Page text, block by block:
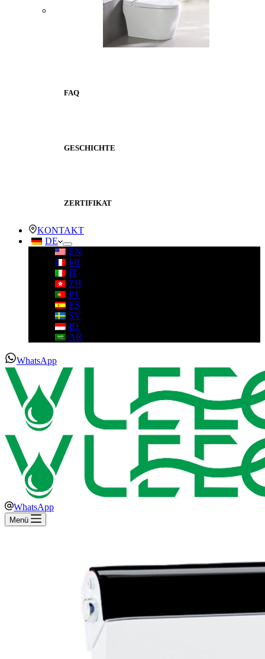
FAQ
GESCHICHTE
ZERTIFIKAT
KONTAKT
DE
EN
FR
IT
ZH
PT
ES
SV
ID
AR
WhatsApp
WhatsApp
Menü